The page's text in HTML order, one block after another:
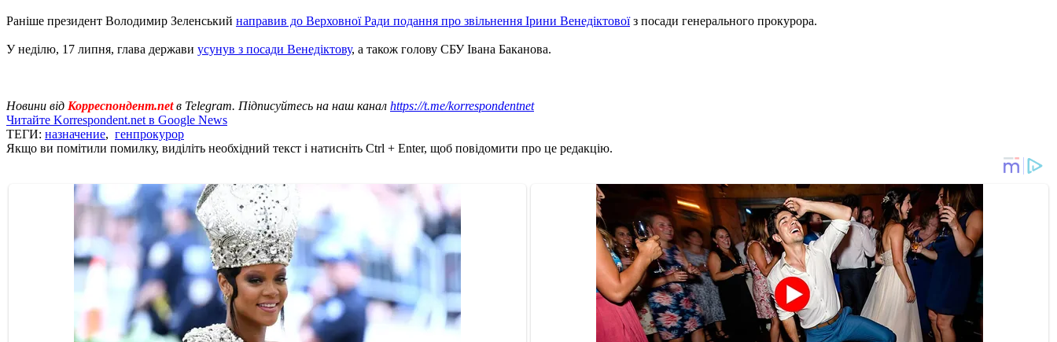
Раніше президент Володимир Зеленський направив до Верховної Ради подання про звільнення Ірини Венедіктовоїз посади генерального прокурора.
У неділю, 17 липня, глава держави усунув з посади Венедіктову, а також голову СБУ Івана Баканова.
Новини від Корреспондент.netв Telegram. Підписуйтесь на наш канал https://t.me/korrespondentnet
Читайте Korrespondent.net в Google News
ТЕГИ: назначение, генпрокурор
Якщо ви помітили помилку, виділіть необхідний текст і натисніть Ctrl + Enter, щоб повідомити про це редакцію.